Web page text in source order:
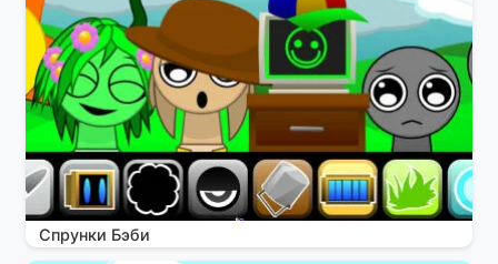
Спрунки Бэби